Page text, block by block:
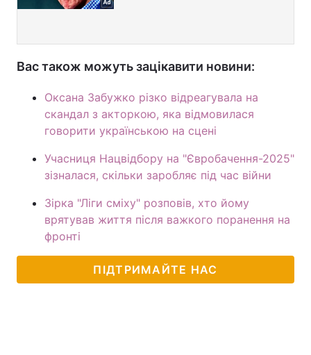
Вас також можуть зацікавити новини:
Оксана Забужко різко відреагувала на
скандал з акторкою, яка відмовилася
говорити українською на сцені
Учасниця Нацвідбору на "Євробачення-2025"
зізналася, скільки заробляє під час війни
Зірка "Ліги сміху" розповів, хто йому
врятував життя після важкого поранення на
фронті
ПІДТРИМАЙТЕ НАС